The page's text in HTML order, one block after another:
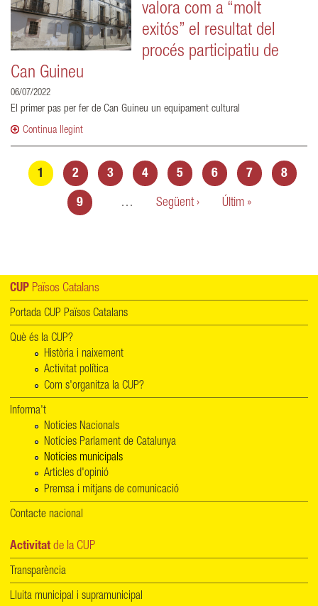
valora com a “molt
exitós” el resultat del
procés participatiu de
Can Guineu
06/07/2022
El primer pas per fer de Can Guineu un equipament cultural
Continua llegint
Pàgines
1 2 3 4 5 6 7 8
9 … Següent › Últim »
CUP Països Catalans
Portada CUP Països Catalans
Què és la CUP?
Història i naixement
Activitat política
Com s'organitza la CUP?
Informa't
Notícies Nacionals
Notícies Parlament de Catalunya
Notícies municipals
Articles d'opinió
Premsa i mitjans de comunicació
Contacte nacional
Activitat de la CUP
Transparència
Lluita municipal i supramunicipal